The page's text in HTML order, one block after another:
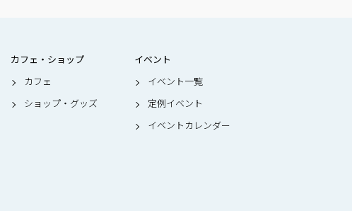
カフェ・ショップ
カフェ
ショップ・グッズ
イベント
イベント一覧
定例イベント
イベントカレンダー